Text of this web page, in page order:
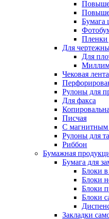
Бумага
Пленки
Для
Для
Чековая
Рулоны для
Для факса
Писчая
С магнитным
Рулоны для
Риббон
Бумажная
Бумага для
Блоки в
Блоки
Блоки
Блоки
Закладки